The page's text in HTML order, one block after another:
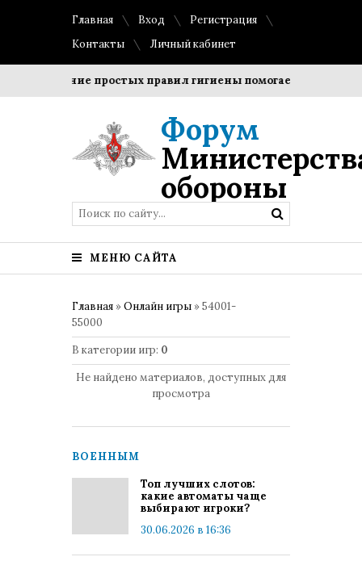
Главная Вход
Регистрация
Контакты
Личный кабинет
простых правил гигиены помогает сохранить
Форум
обороны
МЕНЮ САЙТА
Главная »Онлайн игры » 54001-
55000
В категории игр: 0
Не найдено материалов, доступных для
просмотра
ВОЕННЫМ
Топ лучших слотов:
какие автоматы чаще
выбирают игроки?
30.06.2026 в 16:36